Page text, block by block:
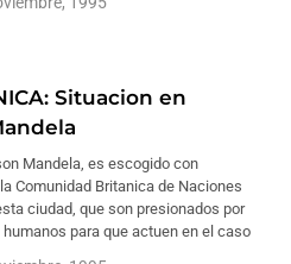
Situacion en
Mandela, es escogido con
Comunidad Britanica de Naciones
ciudad, que son presionados por
para que actuen en el caso